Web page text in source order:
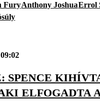
FuryAnthony JoshuaErrol
SPENCE
ELFOGADTA